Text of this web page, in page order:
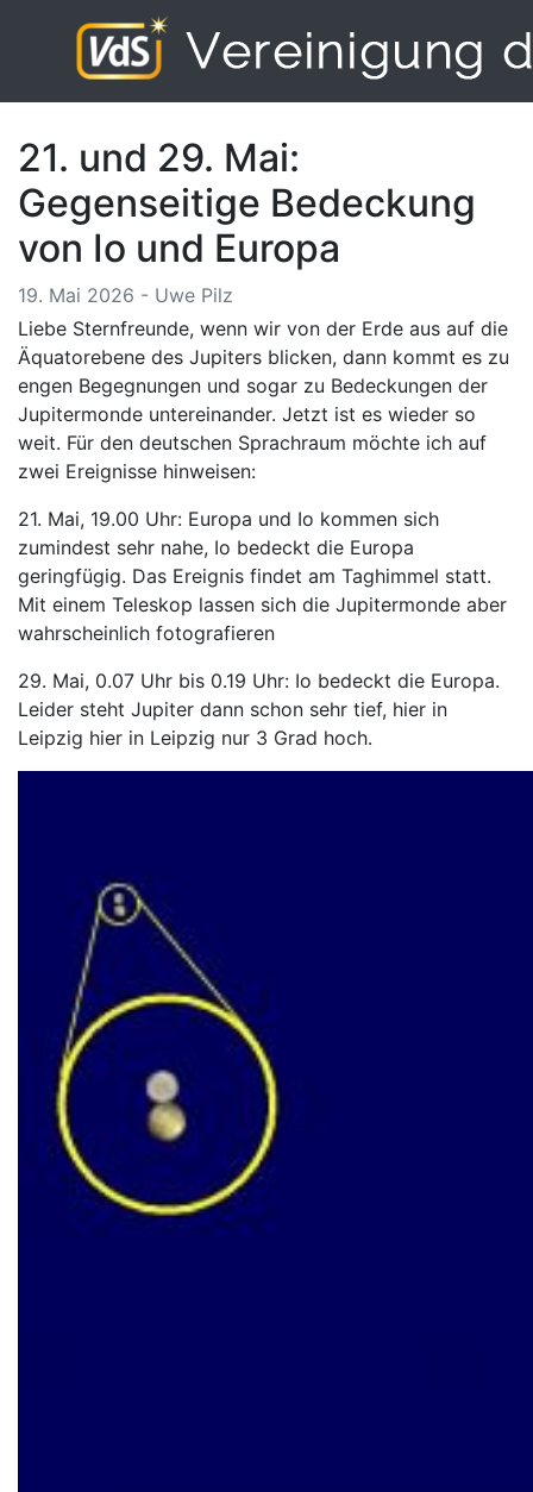
21. und 29. Mai:
Gegenseitige Bedeckung
von Io und Europa
19. Mai 2026 - Uwe Pilz
Liebe Sternfreunde, wenn wir von der Erde aus auf die
Äquatorebene des Jupiters blicken, dann kommt es zu
engen Begegnungen und sogar zu Bedeckungen der
Jupitermonde untereinander. Jetzt ist es wieder so
weit. Für den deutschen Sprachraum möchte ich auf
zwei Ereignisse hinweisen:
21. Mai, 19.00 Uhr: Europa und Io kommen sich
zumindest sehr nahe, Io bedeckt die Europa
geringfügig. Das Ereignis findet am Taghimmel statt.
Mit einem Teleskop lassen sich die Jupitermonde aber
wahrscheinlich fotografieren
29. Mai, 0.07 Uhr bis 0.19 Uhr: Io bedeckt die Europa.
Leider steht Jupiter dann schon sehr tief, hier in
Leipzig hier in Leipzig nur 3 Grad hoch.